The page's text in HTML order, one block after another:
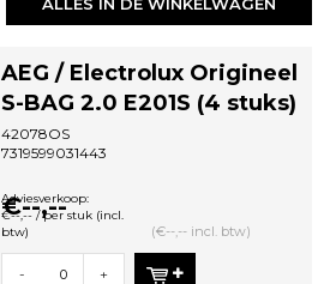
AEG / Electrolux Origineel
S-BAG 2.0 E201S (4 stuks)
42078OS
7319599031443
€--,--
Adviesverkoop:
€--,-- / per stuk (incl.
btw)
(€--,-- incl. btw)
- +